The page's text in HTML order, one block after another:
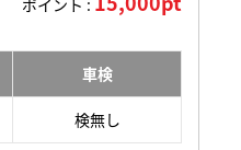
車検
検無し